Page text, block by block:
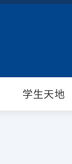
学生天地